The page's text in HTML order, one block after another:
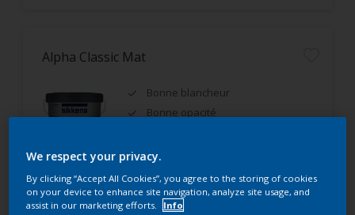
Alpha Classic Mat
Bonne blancheur
Bonne opacité
Comparer
We respect your privacy.
By clicking “Accept All Cookies”, you agree to the storing of cookies
on your device to enhance site navigation, analyze site usage, and
assist in our marketing efforts.
Info